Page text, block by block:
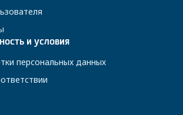
и условия
персональных данных